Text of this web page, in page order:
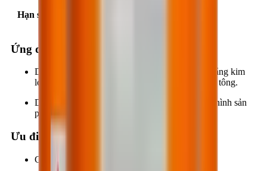
Hạn sử dụng
Ứng dụng
Dùng làm chất tách khuôn cho các loại khuôn bằng kim
loại, nhựa, gỗ (cốp-pha),… trong công tác đổ bê tông.
Dùng làm chất tách khuôn cho các công tác tạo hình sản
phẩm mỹ nghệ,…
Ưu điểm
Chống dính khuôn tối ưu.